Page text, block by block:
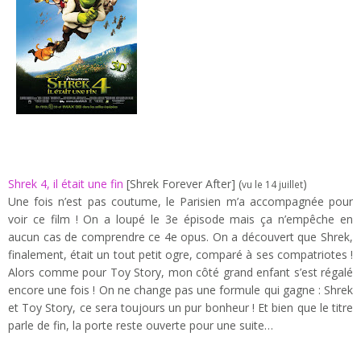
Shrek 4, il était une fin [Shrek Forever After] (vu le 14 juillet)
Une fois n’est pas coutume, le Parisien m’a accompagnée pour
voir ce film ! On a loupé le 3e épisode mais ça n’empêche en
aucun cas de comprendre ce 4e opus. On a découvert que Shrek,
finalement, était un tout petit ogre, comparé à ses compatriotes !
Alors comme pour Toy Story, mon côté grand enfant s’est régalé
encore une fois ! On ne change pas une formule qui gagne : Shrek
et Toy Story, ce sera toujours un pur bonheur ! Et bien que le titre
parle de fin, la porte reste ouverte pour une suite…